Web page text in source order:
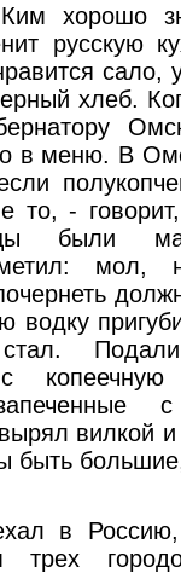
хорошо
русскую
сало,
хлеб.
в меню. В
то, -
были
мол,
водку
Подали
вилкой и
быть
в
трех